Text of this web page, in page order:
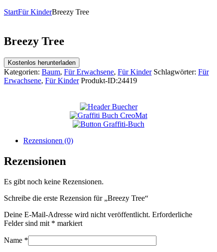
StartFür KinderBreezy Tree
Breezy Tree
Kostenlos herunterladen
Kategorien: Baum, Für Erwachsene, Für Kinder Schlagwörter: Für
Erwachsene, Für Kinder Produkt-ID:24419
Rezensionen (0)
Rezensionen
Es gibt noch keine Rezensionen.
Schreibe die erste Rezension für „Breezy Tree“
Deine E-Mail-Adresse wird nicht veröffentlicht. Erforderliche
Felder sind mit * markiert
Name *